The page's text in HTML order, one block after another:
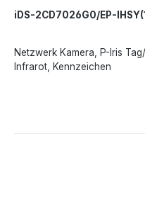
iDS-2CD7026G0/EP-
Netzwerk Kamera, P-Iris
Infrarot, Kennzeichen